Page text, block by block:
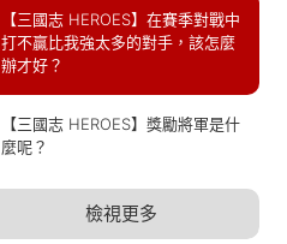
【三國志 HEROES】在賽季對戰中
打不贏比我強太多的對手，該怎麼
辦才好？
【三國志 HEROES】獎勵將軍是什
麼呢？
檢視更多